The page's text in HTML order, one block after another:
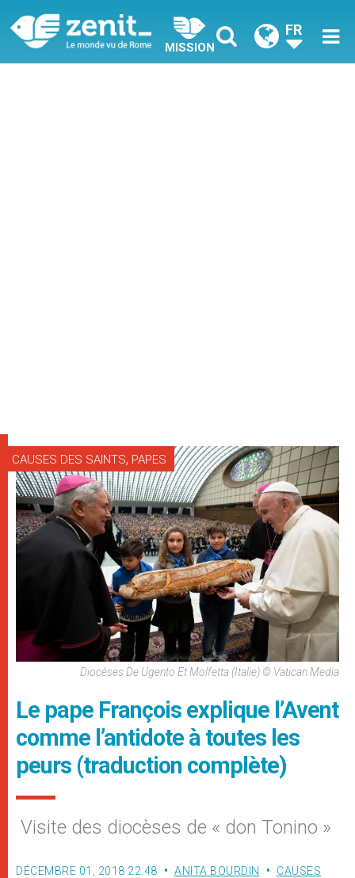
MISSION
FR
CAUSES DES SAINTS, PAPES
Diocèses De Ugento Et Molfetta (Italie) © Vatican Media
Le pape François explique l’Avent
comme l’antidote à toutes les
peurs (traduction complète)
Visite des diocèses de « don Tonino »
DÉCEMBRE 01, 2018 22:48 ANITA BOURDIN
CAUSES